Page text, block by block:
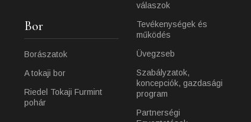
Bor
Borászatok
A tokaji bor
Riedel Tokaji Furmint
pohár
válaszok
Tevékenységek és
működés
Üvegzseb
Szabályzatok,
koncepciók, gazdasági
program
Partnerségi